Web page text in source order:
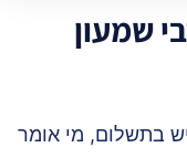
שמעון
בתשלום, מי אומר